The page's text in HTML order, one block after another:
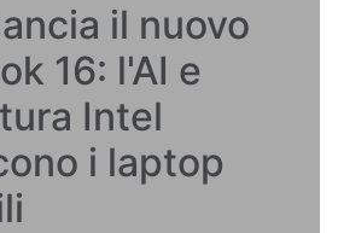
il nuovo
16: l'AI e
Intel
i laptop